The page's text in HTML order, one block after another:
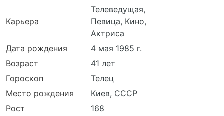
Карьера
Телеведущая,
Певица, Кино,
Актриса
Дата рождения
4 мая 1985 г.
Возраст
41 лет
Гороскоп
Телец
Место рождения
Киев, СССР
Рост
168